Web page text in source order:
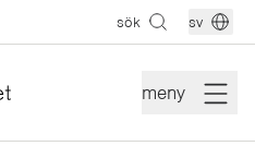
sök sv
meny